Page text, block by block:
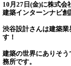
10月27日(金)に株式会
建築インターンナビ創
渋谷設計さんは建築
す！
建築の世界にありそ
務所です。